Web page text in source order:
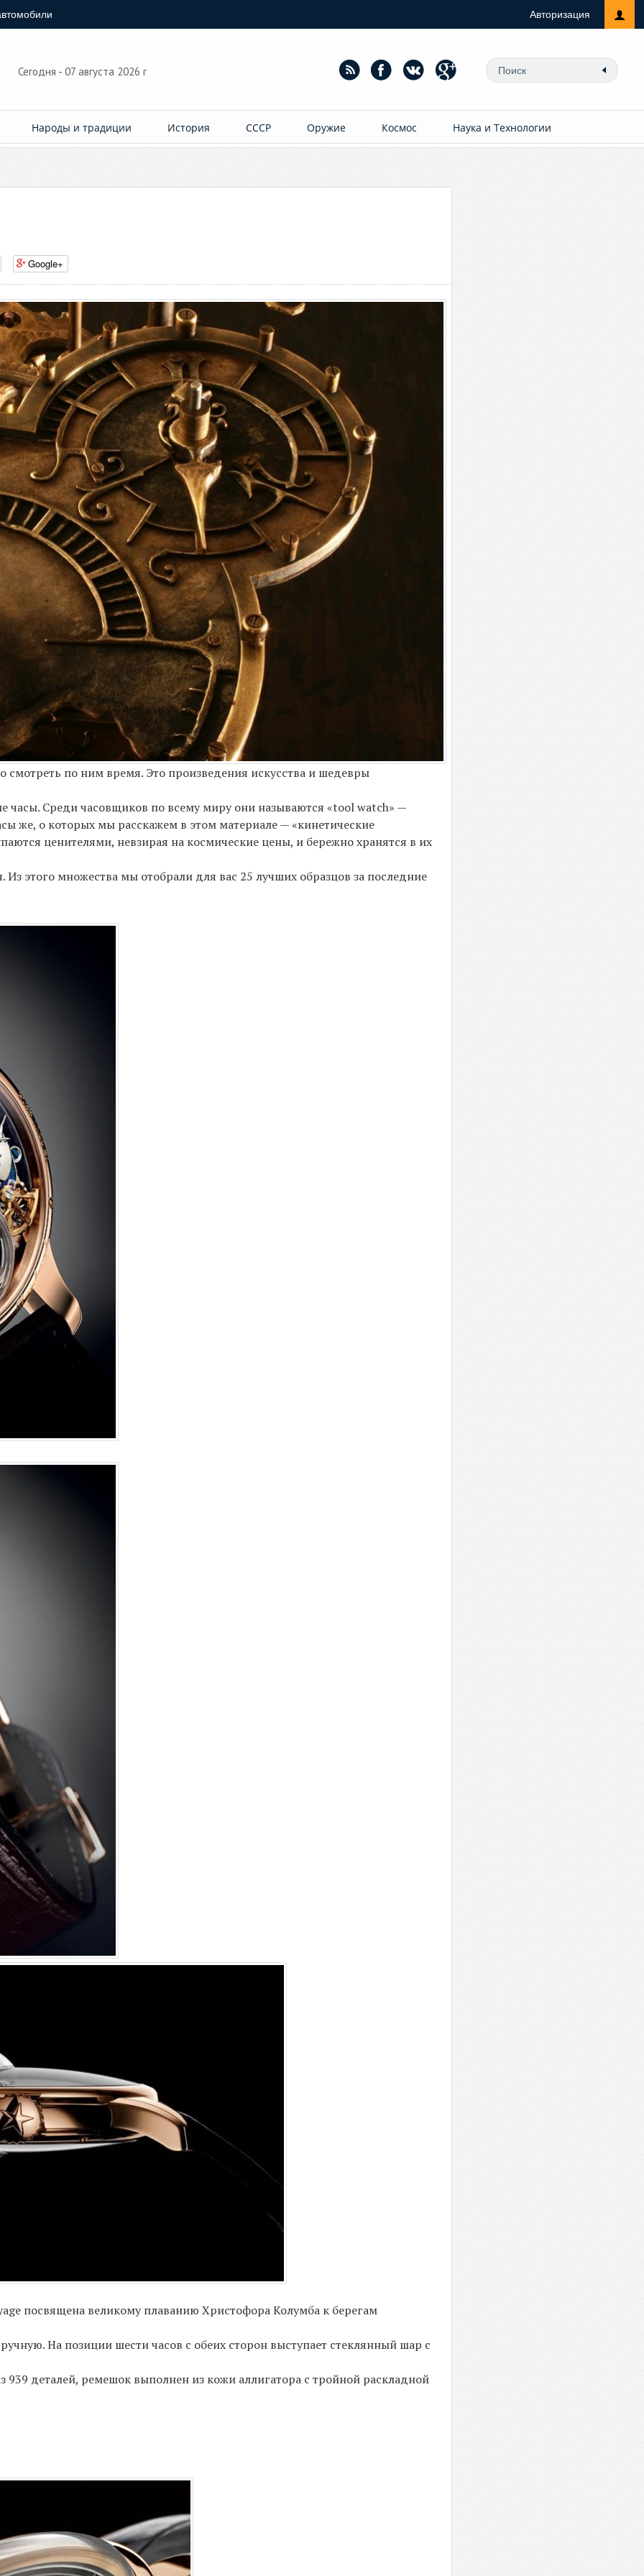
Авторизация
Сегодня - 07 августа 2026 г
Народы и традиции История СССР Оружие Космос Наука и Технологии
Google+
смотреть по ним время. Это произведения искусства и шедевры
часы. Среди часовщиков по всему миру они называются «tool watch» —
же, о которых мы расскажем в этом материале — «кинетические
ценителями, невзирая на космические цены, и бережно хранятся в их
этого множества мы отобрали для вас 25 лучших образцов за последние
посвящена великому плаванию Христофора Колумба к берегам
На позиции шести часов с обеих сторон выступает стеклянный шар с
деталей, ремешок выполнен из кожи аллигатора с тройной раскладной